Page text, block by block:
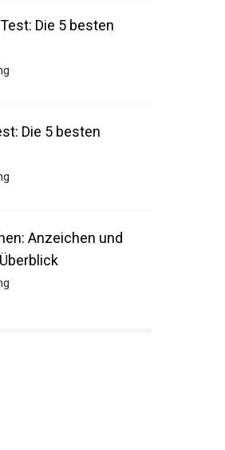
Die 5 besten
Die 5 besten
Anzeichen und